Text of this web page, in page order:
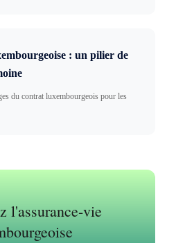
: un pilier de
du contrat luxembourgeois pour les
l'assurance-vie